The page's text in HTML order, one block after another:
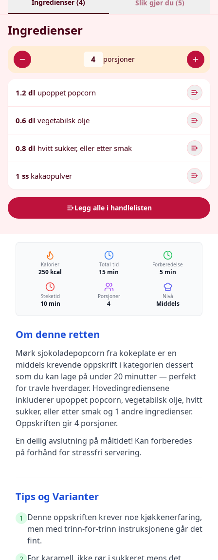
Ingredienser (4) Slik gjør du (5)
Ingredienser
4 porsjoner
1.2 dl upoppet popcorn
0.6 dl vegetabilsk olje
0.8 dl hvitt sukker, eller etter smak
1 ss kakaopulver
Legg alle i handlelisten
Kalorier
250 kcal
Total tid
15 min
Forberedelse
5 min
Steketid
10 min
Porsjoner
4
Nivå
Middels
Om denne retten
Mørk sjokoladepopcorn fra kokeplate er en
middels krevende oppskrift i kategorien dessert
som du kan lage på under 20 minutter — perfekt
for travle hverdager. Hovedingrediensene
inkluderer upoppet popcorn, vegetabilsk olje, hvitt
sukker, eller etter smak og 1 andre ingredienser.
Oppskriften gir4 porsjoner.
En deilig avslutning på måltidet! Kan forberedes
på forhånd for stressfri servering.
Tips og Varianter
1
Denne oppskriften krever noe kjøkkenerfaring,
men med trinn-for-trinn instruksjonene går det
fint.